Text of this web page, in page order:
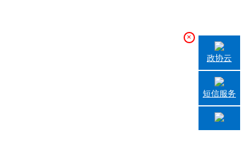
×
政协云
短信服务